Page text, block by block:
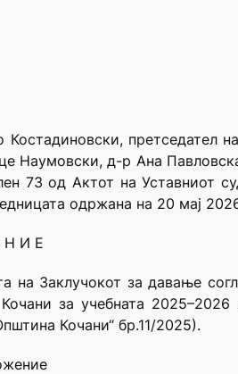
претседател
Наумовски, д-р Ана
73 од Актот на Уставниот
одржана на 20 мај
Н И Е
Заклучокот за давање
за учебната
Кочани“ бр.11/2025).